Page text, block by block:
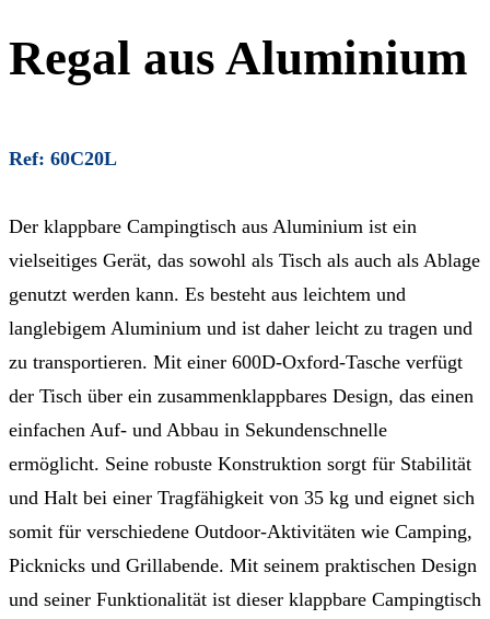
Regal aus Aluminium
Ref: 60C20L
Der klappbare Campingtisch aus Aluminium ist ein
vielseitiges Gerät, das sowohl als Tisch als auch als Ablage
genutzt werden kann. Es besteht aus leichtem und
langlebigem Aluminium und ist daher leicht zu tragen und
zu transportieren. Mit einer 600D-Oxford-Tasche verfügt
der Tisch über ein zusammenklappbares Design, das einen
einfachen Auf- und Abbau in Sekundenschnelle
ermöglicht. Seine robuste Konstruktion sorgt für Stabilität
und Halt bei einer Tragfähigkeit von 35 kg und eignet sich
somit für verschiedene Outdoor-Aktivitäten wie Camping,
Picknicks und Grillabende. Mit seinem praktischen Design
und seiner Funktionalität ist dieser klappbare Campingtisch